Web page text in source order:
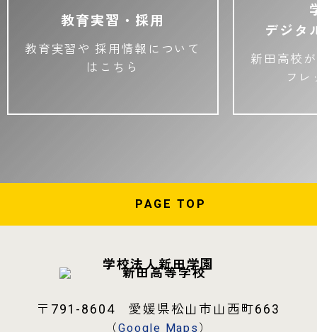
教育実習・採用
教育実習や 採用情報について
はこちら
デジタ
新田高校
フ
PAGE TOP
学校法人新田学園
〒791-8604 愛媛県松山市山西町663
（Google Maps）